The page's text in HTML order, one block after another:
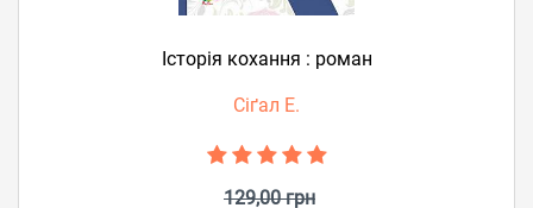
Історія кохання : роман
Сіґал Е.
129,00 грн